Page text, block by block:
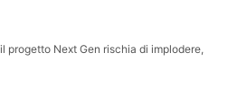
progetto Next Gen rischia di implodere,